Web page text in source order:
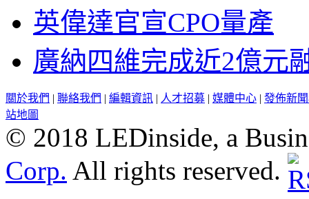
英偉達官宣CPO量產
廣納四維完成近2億元
關於我們 | 聯絡我們 | 編輯資訊 | 人才招募 | 媒體中心 | 發佈新
站地圖
© 2018 LEDinside, a
Corp. All rights reserved.